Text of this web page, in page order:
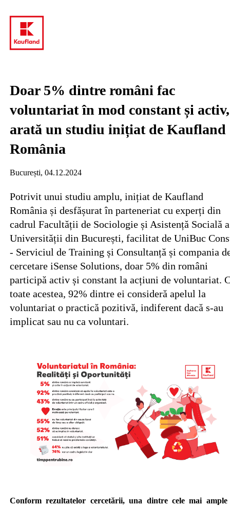
Doar 5% dintre români fac
voluntariat în mod constant și activ,
arată un studiu inițiat de Kaufland
România
București, 04.12.2024
Potrivit unui studiu amplu, inițiat de Kaufland
România și desfășurat în parteneriat cu experți din
cadrul Facultății de Sociologie și Asistență Socială a
Universității din București, facilitat de UniBuc
- Serviciul de Training și Consultanță și compania
cercetare iSense Solutions, doar 5% din români
participă activ și constant la acțiuni de voluntariat.
toate acestea, 92% dintre ei consideră apelul la
voluntariat o practică pozitivă, indiferent dacă s-au
implicat sau nu ca voluntari.
Conform rezultatelor cercetării, una dintre cele mai